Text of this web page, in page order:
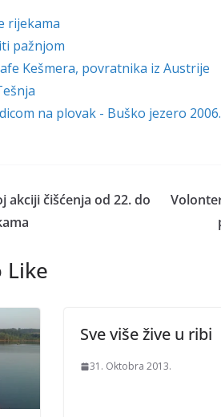
rijekama
pažnjom
Kešmera, povratnika iz Austrije
na plovak - Buško jezero 2006.
akciji čišćenja od 22. do
Like
Sve više žive u ribi
31. Oktobra 2013.